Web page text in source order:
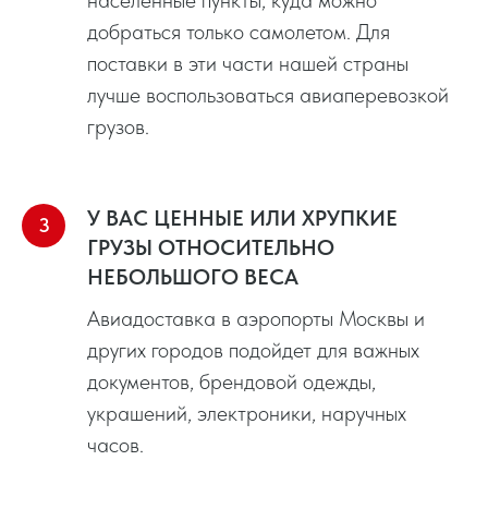
добраться только самолетом. Для
поставки в эти части нашей страны
лучше воспользоваться авиаперевозкой
грузов.
У ВАС ЦЕННЫЕ ИЛИ ХРУПКИЕ
ГРУЗЫ ОТНОСИТЕЛЬНО
НЕБОЛЬШОГО ВЕСА
Авиадоставка в аэропорты Москвы и
других городов подойдет для важных
документов, брендовой одежды,
украшений, электроники, наручных
часов.